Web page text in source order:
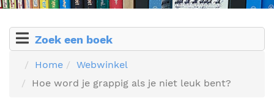
Zoek een boek
Home
Webwinkel
Hoe word je grappig als je niet leuk bent?